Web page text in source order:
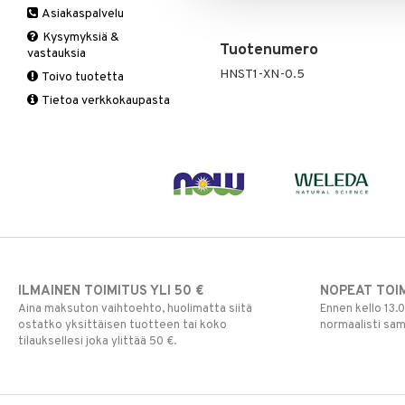
Tuotenumero
HNST1-XN-0.5
Ruuansulatus
Suolisto
Muut
Valkosipuli
Yskään
B-vitamiinit
C-vitamiinit
Miehet
Multimineraalit
Muut
Q-10
Schizandra
Suorituskyky
Asiakaspalvelu
Kysymyksiä &
vastauksia
Toivo tuotetta
Tietoa verkkokaupasta
ILMAINEN TOIMITUS YLI 50 €
Aina maksuton vaihtoehto, huolimatta siitä
ostatko yksittäisen tuotteen tai koko
tilauksellesi joka ylittää 50 €.
NOPEAT
Ennen kello
normaalisti